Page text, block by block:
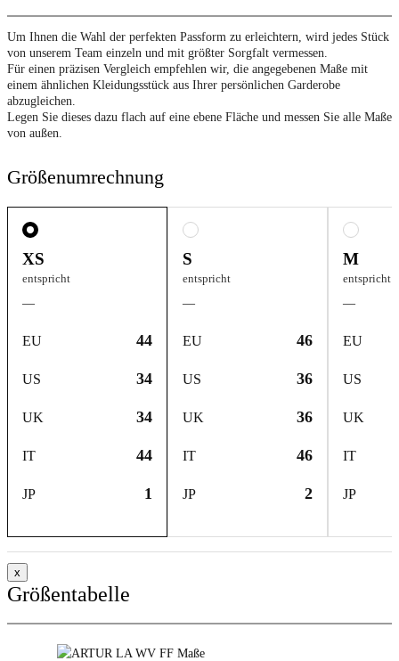
Um Ihnen die Wahl der perfekten Passform zu erleichtern, wird jedes Stück
von unserem Team einzeln und mit größter Sorgfalt vermessen.
Für einen präzisen Vergleich empfehlen wir, die angegebenen Maße mit
einem ähnlichen Kleidungsstück aus Ihrer persönlichen Garderobe
abzugleichen.
Legen Sie dieses dazu flach auf eine ebene Fläche und messen Sie alle Maße
von außen.
Größenumrechnung
XS
entspricht
—
EU 44
US 34
UK 34
IT 44
JP 1
S
entspricht
—
EU 46
US 36
UK 36
IT 46
JP 2
M
entspricht
—
EU
US
UK
IT
JP
x
Größentabelle